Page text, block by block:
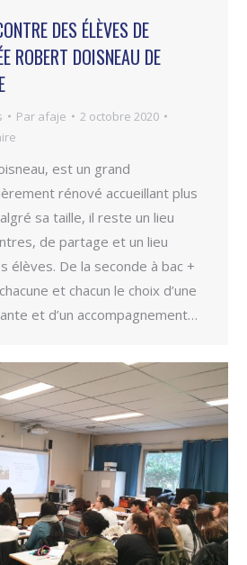
DES ÉLÈVES DE
ROBERT DOISNEAU DE
Par afaje
2 octobre 2020
est un grand
rénové accueillant plus
sa taille, il reste un lieu
de partage et un lieu
élèves. De la seconde à bac +
et chacun le choix d’une
et d’un accompagnement…